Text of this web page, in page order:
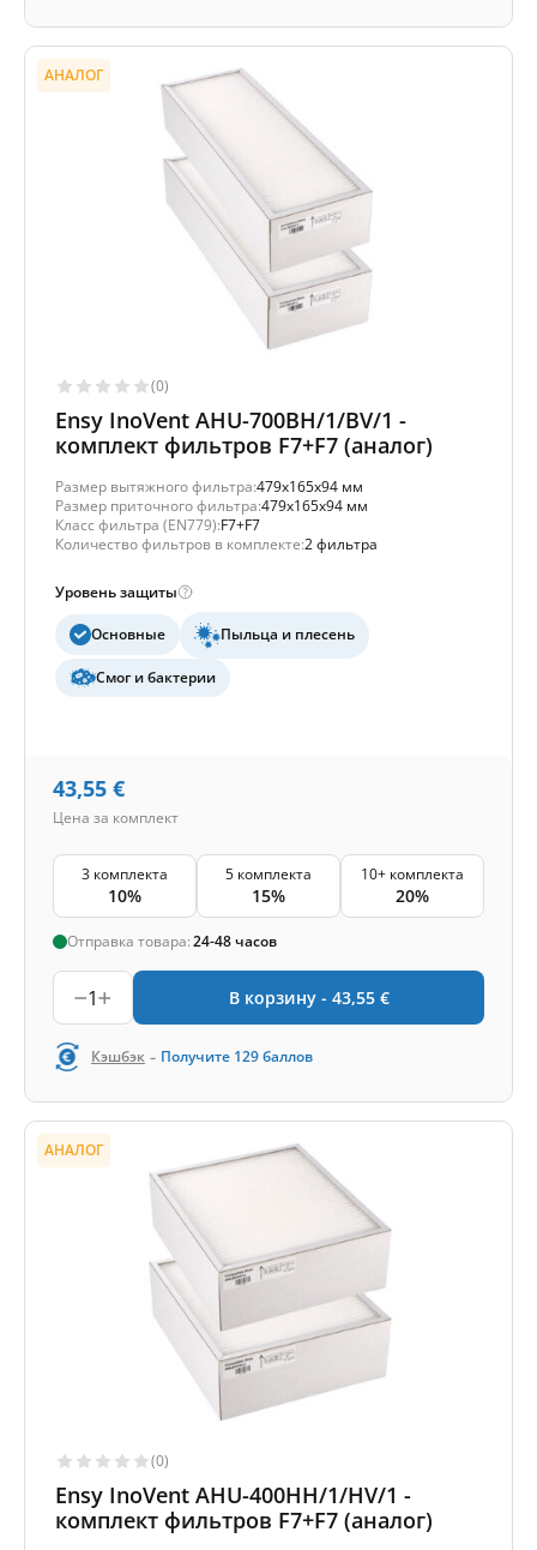
АНАЛОГ
(0)
Ensy InoVent AHU-700BH/1/BV/1 -
комплект фильтров F7+F7 (аналог)
Размер вытяжного фильтра:479x165x94 мм
Размер приточного фильтра:479x165x94 мм
Класс фильтра (EN779):F7+F7
Количество фильтров в комплекте:2 фильтра
Уровень защиты
Основные Пыльца и плесень
Смог и бактерии
43,55 €
Цена за комплект
3 комплекта
10%
5 комплекта
15%
10+ комплекта
20%
Отправка товара:24-48 часов
1 В корзину - 43,55 €
Кэшбэк - Получите 129баллов
АНАЛОГ
(0)
Ensy InoVent AHU-400HH/1/HV/1 -
комплект фильтров F7+F7 (аналог)